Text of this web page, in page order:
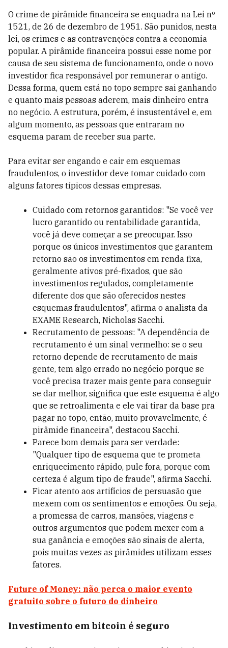
O crime de pirâmide financeira se enquadra na Lei nº
1521, de 26 de dezembro de 1951. São punidos, nesta
lei, os crimes e as contravenções contra a economia
popular. A pirâmide financeira possui esse nome por
causa de seu sistema de funcionamento, onde o novo
investidor fica responsável por remunerar o antigo.
Dessa forma, quem está no topo sempre sai ganhando
e quanto mais pessoas aderem, mais dinheiro entra
no negócio. A estrutura, porém, é insustentável e, em
algum momento, as pessoas que entraram no
esquema param de receber sua parte.
Para evitar ser engando e cair em esquemas
fraudulentos, o investidor deve tomar cuidado com
alguns fatores típicos dessas empresas.
Cuidado com retornos garantidos: "Se você ver
lucro garantido ou rentabilidade garantida,
você já deve começar a se preocupar. Isso
porque os únicos investimentos que garantem
retorno são os investimentos em renda fixa,
geralmente ativos pré-fixados, que são
investimentos regulados, completamente
diferente dos que são oferecidos nestes
esquemas fraudulentos", afirma o analista da
EXAME Research, Nicholas Sacchi.
Recrutamento de pessoas: "A dependência de
recrutamento é um sinal vermelho: se o seu
retorno depende de recrutamento de mais
gente, tem algo errado no negócio porque se
você precisa trazer mais gente para conseguir
se dar melhor, significa que este esquema é algo
que se retroalimenta e ele vai tirar da base pra
pagar no topo, então, muito provavelmente, é
pirâmide financeira", destacou Sacchi.
Parece bom demais para ser verdade:
"Qualquer tipo de esquema que te prometa
enriquecimento rápido, pule fora, porque com
certeza é algum tipo de fraude", afirma Sacchi.
Ficar atento aos artifícios de persuasão que
mexem com os sentimentos e emoções. Ou seja,
a promessa de carros, mansões, viagens e
outros argumentos que podem mexer com a
sua ganância e emoções são sinais de alerta,
pois muitas vezes as pirâmides utilizam esses
fatores.
Future of Money: não perca o maior evento
gratuito sobre o futuro do dinheiro
Investimento em bitcoin é seguro